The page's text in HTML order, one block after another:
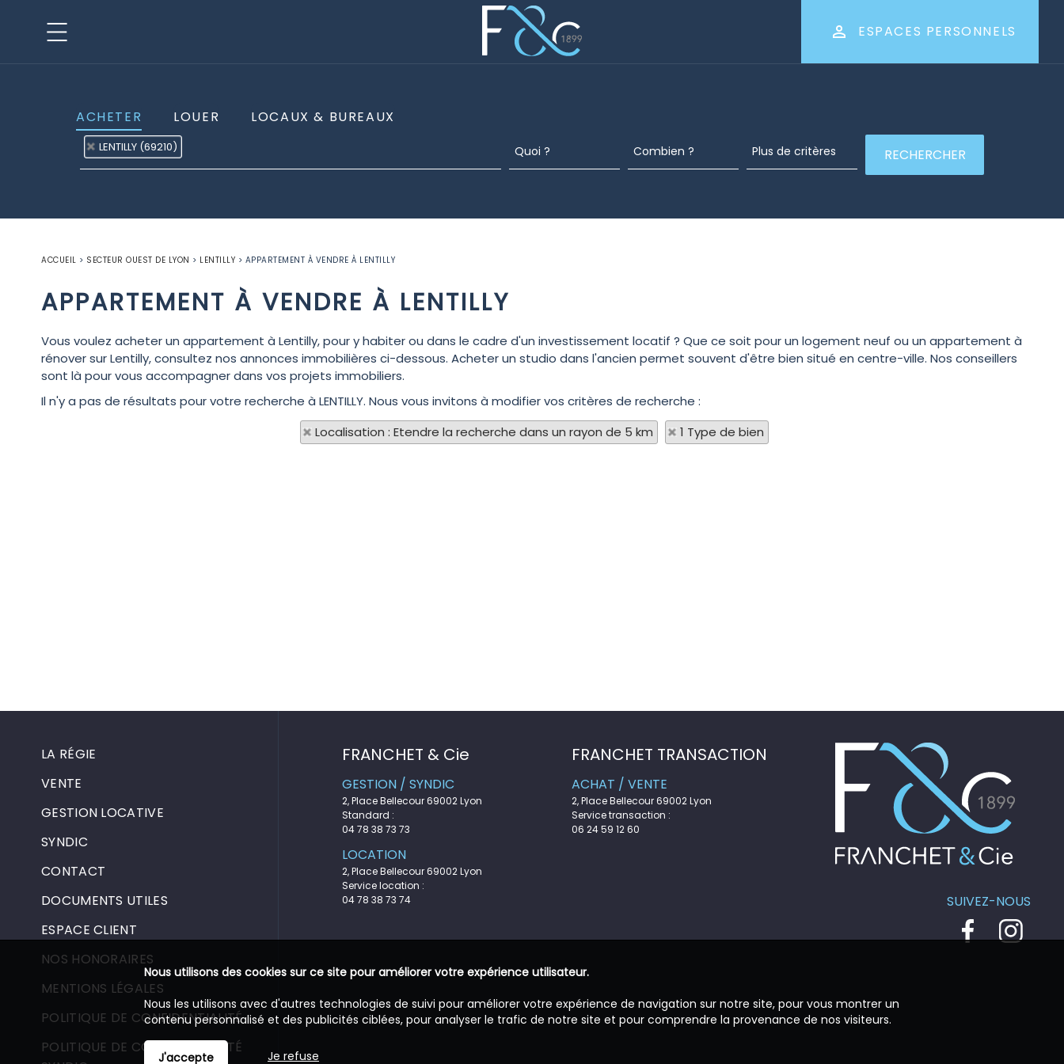
ESPACES PERSONNELS
ACHETER LOUER LOCAUX & BUREAUX
LENTILLY (69210)
ACCUEIL > SECTEUR OUEST DE LYON > LENTILLY > APPARTEMENT À VENDRE À LENTILLY
APPARTEMENT À VENDRE À LENTILLY
Vous voulez acheter un appartement à Lentilly, pour y habiter ou dans le cadre d'un investissement locatif ? Que ce soit pour un logement neuf ou un appartement à
rénover sur Lentilly, consultez nos annonces immobilières ci-dessous. Acheter un studio dans l'ancien permet souvent d'être bien situé en centre-ville. Nos conseillers
sont là pour vous accompagner dans vos projets immobiliers.
Il n'y a pas de résultats pour votre recherche à LENTILLY. Nous vous invitons à modifier vos critères de recherche :
Localisation : Etendre la recherche dans un rayon de 5 km
1 Type de bien
LA RÉGIE
VENTE
GESTION LOCATIVE
SYNDIC
CONTACT
DOCUMENTS UTILES
ESPACE CLIENT
NOS HONORAIRES
MENTIONS LÉGALES
POLITIQUE DE CONFIDENTIALITÉ
POLITIQUE DE CONFIDENTIALITÉ
FRANCHET & Cie
GESTION / SYNDIC
2, Place Bellecour 69002 Lyon
Standard :
04 78 38 73 73
LOCATION
2, Place Bellecour 69002 Lyon
Service location :
04 78 38 73 74
FRANCHET TRANSACTION
ACHAT / VENTE
2, Place Bellecour 69002 Lyon
Service transaction :
06 24 59 12 60
SUIVEZ-NOUS
Nous utilisons des cookies sur ce site pour améliorer votre expérience utilisateur.
Nous les utilisons avec d'autres technologies de suivi pour améliorer votre expérience de navigation sur notre site, pour vous montrer un
contenu personnalisé et des publicités ciblées, pour analyser le trafic de notre site et pour comprendre la provenance de nos visiteurs.
J'accepte Je refuse